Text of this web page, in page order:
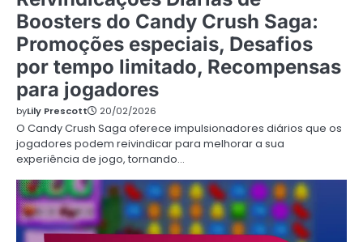
Boosters do Candy Crush Saga:
Promoções especiais, Desafios
por tempo limitado, Recompensas
para jogadores
byLily Prescott 20/02/2026
O Candy Crush Saga oferece impulsionadores diários que os
jogadores podem reivindicar para melhorar a sua
experiência de jogo, tornando…